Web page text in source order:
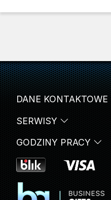
SERWISY
DANE KONTAKTOWE
GODZINY PRACY